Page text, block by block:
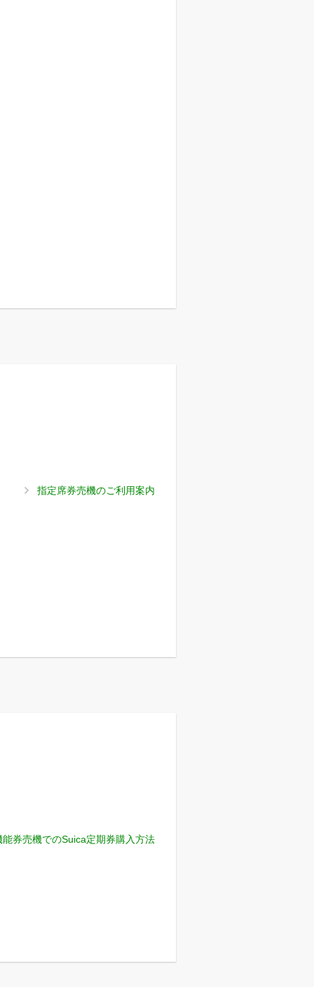
指定席券売機のご利用案内
能券売機でのSuica定期券購入方法